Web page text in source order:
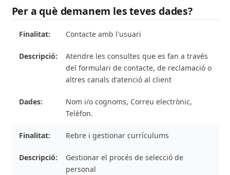
Per a què demanem les teves dades?
Contacte amb l'usuari
Atendre les consultes que es fan a través
del formulari de contacte, de reclamació o
altres canals d'atenció al client
Nom i/o cognoms, Correu electrònic,
Telèfon.
Rebre i gestionar currículums
Gestionar el procés de selecció de
personal